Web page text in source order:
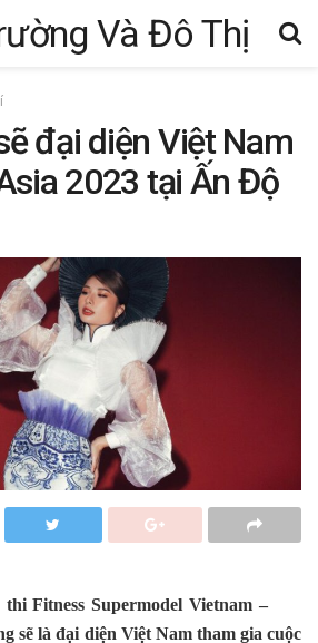
đại diện Việt Nam
2023 tại Ấn Độ
Fitness Supermodel Vietnam –
sẽ là đại diện Việt Nam tham gia cuộc